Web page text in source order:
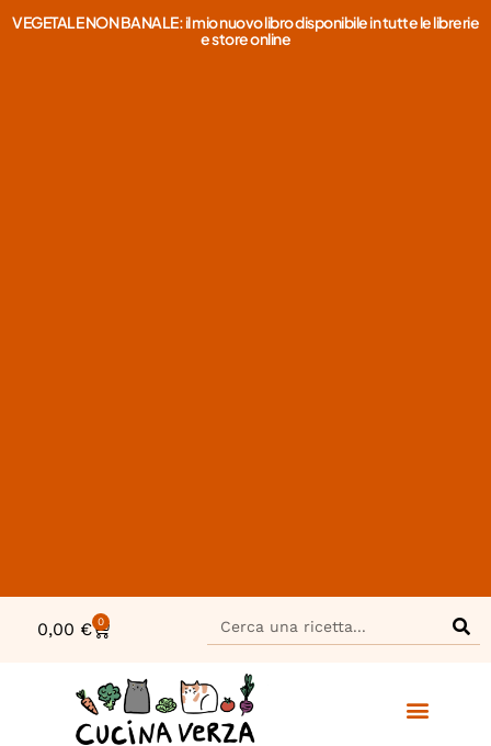
VEGETALE NON BANALE: il mio nuovo libro disponibile in tutte le librerie
e store online
0,00 € 0